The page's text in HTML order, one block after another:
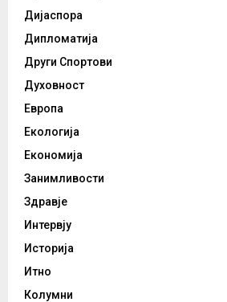
Дијаспора
Дипломатија
Други Спортови
Духовност
Европа
Екологија
Економија
Занимливости
Здравје
Интервју
Историја
Итно
Колумни